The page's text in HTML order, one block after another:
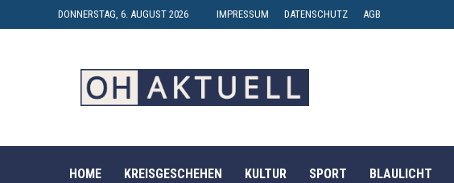
DONNERSTAG, 6. AUGUST 2026 IMPRESSUM DATENSCHUTZ AGB
AKTUELL
HOME KREISGESCHEHEN KULTUR SPORT BLAULICHT